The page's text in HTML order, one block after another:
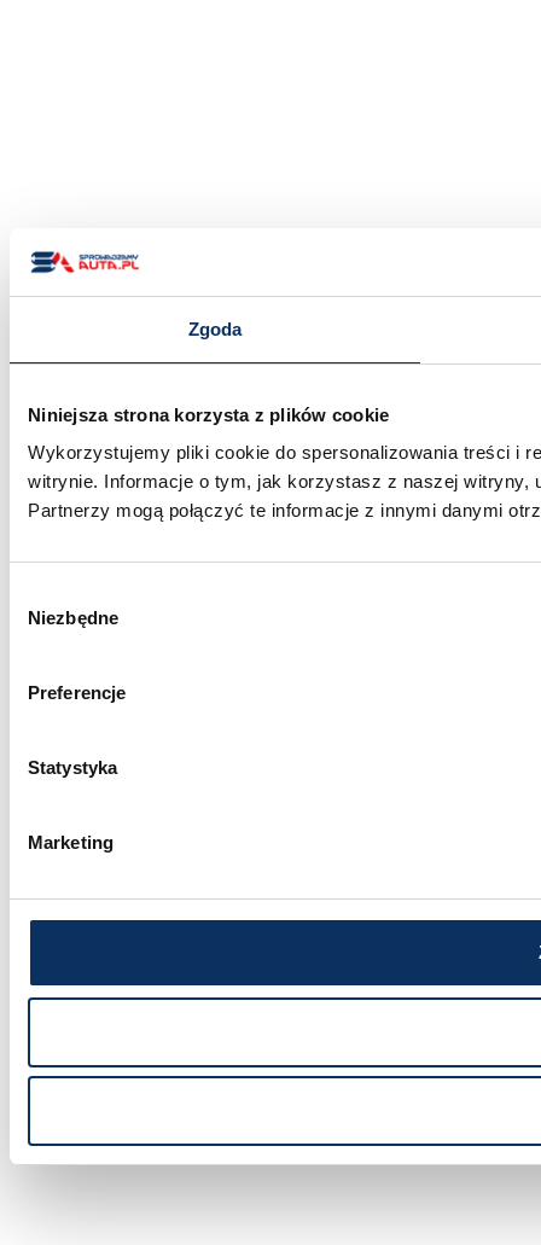
Zgoda
Niniejsza strona korzysta z plików cookie
Wykorzystujemy pliki cookie do spersonalizowania treści i
witrynie. Informacje o tym, jak korzystasz z naszej witryny,
Partnerzy mogą połączyć te informacje z innymi danymi
zgody
Niezbędne
Preferencje
Statystyka
Marketing